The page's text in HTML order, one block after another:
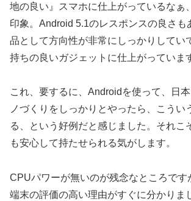
地の良い』スマホに仕上がっているなぁ
印象。Android 5.1のレスポンスの良さも
品として方向性が非常にしっかりしてい
持ちの良いガジェットに仕上がっていま
これ、要するに、Androidを使って、日
ノづくりをしっかりとやったら、こうい
る、という好例だと感じました。それこ
も安心して持たせられる気がします。
CPUパワーが無いのが残念なところです
端末の評価の高い理由がすぐに分かりま